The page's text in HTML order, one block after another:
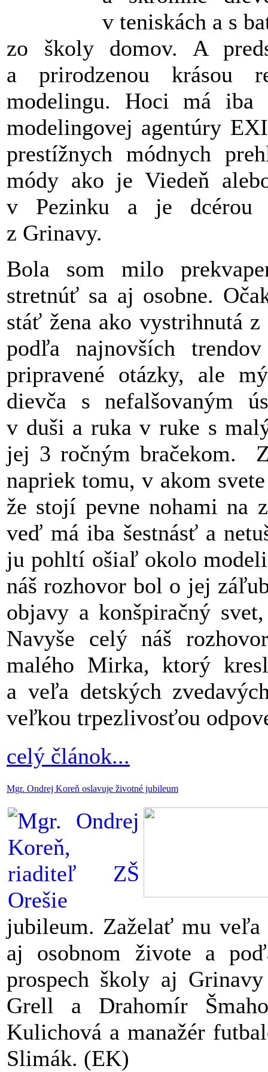
v teniskách a s
zo školy domov. A
a prirodzenou krásou
modelingu. Hoci má iba
modelingovej agentúry
prestížnych módnych
módy ako je Viedeň
v Pezinku a je dcérou
z Grinavy.
Bola som milo
stretnúť sa aj osobne.
stáť žena ako vystrihnutá z
podľa najnovších
pripravené otázky, ale
dievča s nefalšovaným
v duši a ruka v ruke s
jej 3 ročným bračekom.
napriek tomu, v akom
že stojí pevne nohami na
veď má iba šestnásť a
ju pohltí ošiaľ okolo
náš rozhovor bol o jej
objavy a konšpiračný
Navyše celý náš
malého Mirka, ktorý
a veľa detských
veľkou trpezlivosťou
celý článok...
Mgr. Ondrej Koreň oslavuje životné jubileum
jubileum. Zaželať mu veľa
aj osobnom živote a
prospech školy aj
Grell a Drahomír
Kulichová a manažér
Slimák. (EK)